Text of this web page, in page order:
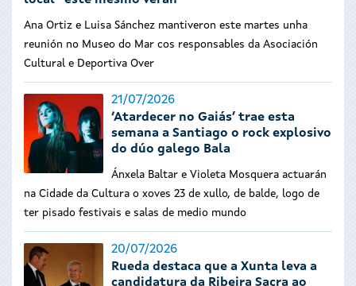
Ana Ortiz e Luisa Sánchez mantiveron este martes unha
reunión no Museo do Mar cos responsables da Asociación
Cultural e Deportiva Over
21/07/2026
‘Atardecer no Gaiás’ trae esta
semana a Santiago o rock explosivo
do dúo galego Bala
Ánxela Baltar e Violeta Mosquera actuarán
na Cidade da Cultura o xoves 23 de xullo, de balde, logo de
ter pisado festivais e salas de medio mundo
20/07/2026
Rueda destaca que a Xunta leva a
candidatura da Ribeira Sacra ao